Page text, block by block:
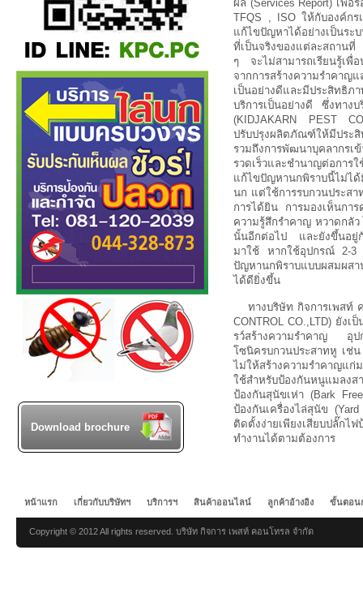
Download brochure
ผล (Services Report) เพื่อ
TFQS , ISO ให้กับองค์กร
แก้ไขปัญหาได้อย่างเป็นระ
ที่เป็นจริงของแต่ละสถานที่
ๆ จะไม่สามารถเรียนรู้เพื่
จากการสร้างความรำคา
เป็นอย่างดีและมีประสิท
บริการเป็นอย่างดี ซึ่งทา
(KIDJAKARN PEST
ปรับปรุงผลิตภัณฑ์ให้มีปร
รวมถึงการพัฒนาบุคลากรเ
รวดเร็วและชำนาญต่อกา
แก้ไขปัญหานกพิราบนี้ไม่ไ
นก แต่ใช้การรบกวนประส
การได้ยิน การมองเห็นกา
ความรู้สึกรำคาญ หวาดกลั
นั้นอีกต่อไป และยังขึ้นอยู่
มาใช้ หากใช้อุปกรณ์ 2-3
ปัญหานกพิราบแบบผสมผส
ได้ดียิ่งขึ้น
ทางบริษัท กิจการเพสท์
CONTROL CO.,LTD) ยัง
รว์สร้างความรำคาญ อุป
โซนิครบกวนประสาทหู เช่
ไม่ให้สร้างความรำคาญแ
ใช้สำหรับป้องกันหนูแมล
ป้องกันสุนัขเห่า (Bark
ป้องกันเครื่องไล่สุนัข
ติดตั้งง่ายเพียงเสียบปลั๊กไ
ทำงานได้ตามต้องการ
หน้าแรก เกี่ยวกับบริษัทฯ บริการฯ สินค้าออนไลน์ ลูกค้าอ้างอิง ขั้นตอน
Copyright © 2012 All rights reserved. บริษัท กิจการ เพสท์ คอนโทรล จำกัด